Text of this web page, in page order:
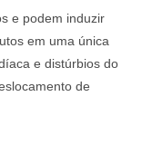
e podem induzir
em uma única
e distúrbios do
de